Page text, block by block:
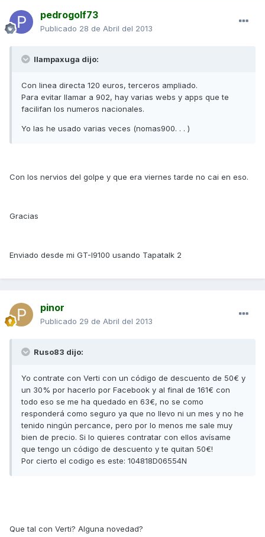
pedrogolf73
Publicado 28 de Abril del 2013
llampaxuga dijo:
Con linea directa 120 euros, terceros ampliado.
Para evitar llamar a 902, hay varias webs y apps que te
facilifan los numeros nacionales.
Yo las he usado varias veces (nomas900. . . )
Con los nervios del golpe y que era viernes tarde no cai en eso.
Gracias
Enviado desde mi GT-I9100 usando Tapatalk 2
pinor
Publicado 29 de Abril del 2013
Ruso83 dijo:
Yo contrate con Verti con un código de descuento de 50€ y
un 30% por hacerlo por Facebook y al final de 161€ con
todo eso se me ha quedado en 63€, no se como
responderá como seguro ya que no llevo ni un mes y no he
tenido ningún percance, pero por lo menos me sale muy
bien de precio. Si lo quieres contratar con ellos avísame
que tengo un código de descuento y te quitan 50€!
Por cierto el codigo es este: 104818D06554N
Que tal con Verti? Alguna novedad?